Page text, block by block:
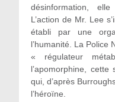
désinformation,
L’action de Mr. Lee
établi par une
l’humanité. La Police
« régulateur
l’apomorphine,
qui, d’après
l’héroïne.